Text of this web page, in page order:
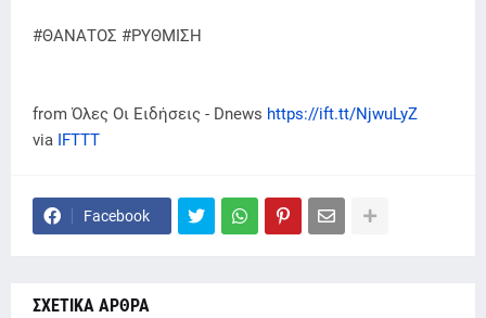
#ΘΑΝΑΤΟΣ #ΡΥΘΜΙΣΗ
from Όλες Οι Ειδήσεις - Dnews https://ift.tt/NjwuLyZ
via IFTTT
Facebook
ΣΧΕΤΙΚΑ ΑΡΘΡΑ